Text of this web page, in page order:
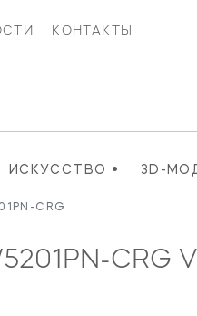
КОНТАКТЫ
ИСКУССТВО • 3D-
CRG
CRG